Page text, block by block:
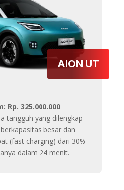
AION UT
Rp. 325.000.000
tangguh yang dilengkapi
besar dan
(fast charging) dari 30%
dalam 24 menit.